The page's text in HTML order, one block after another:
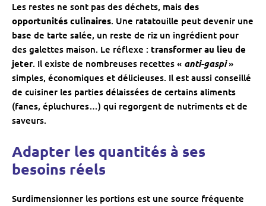
Les restes ne sont pas des déchets, mais des
opportunités culinaires. Une ratatouille peut devenir une
base de tarte salée, un reste de riz un ingrédient pour
des galettes maison. Le réflexe : transformer au lieu de
jeter. Il existe de nombreuses recettes « anti-gaspi»
simples, économiques et délicieuses. Il est aussi conseillé
de cuisiner les parties délaissées de certains aliments
(fanes, épluchures…) qui regorgent de nutriments et de
saveurs.
Adapter les quantités à ses
besoins réels
Surdimensionner les portions est une source fréquente